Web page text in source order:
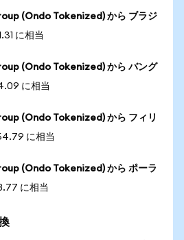
(Ondo Tokenized) から ブラジ
に相当
(Ondo Tokenized) から バング
に相当
(Ondo Tokenized) から フィリ
に相当
(Ondo Tokenized) から ポーラ
に相当